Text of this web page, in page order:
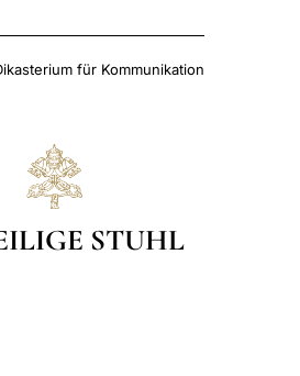
für Kommunikation
STUHL